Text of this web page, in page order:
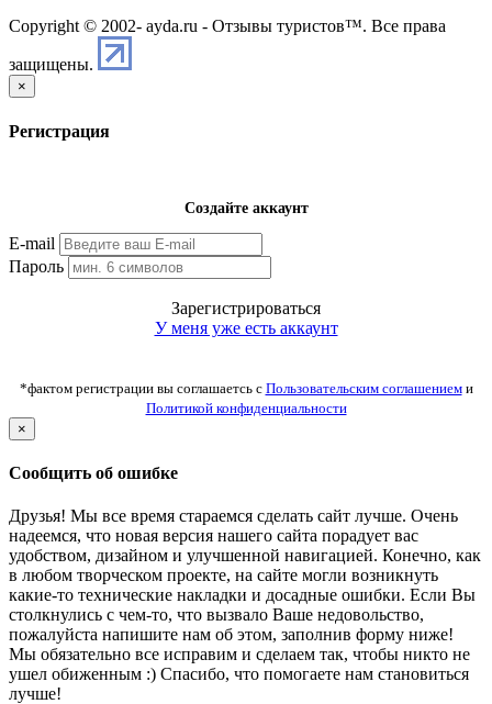
Copyright © 2002- ayda.ru - Отзывы туристов™. Все права
защищены.
×
Регистрация
Создайте аккаунт
E-mail
Пароль
Зарегистрироваться
У меня уже есть аккаунт
*фактом регистрации вы соглашаетсь с Пользовательским соглашениеми
Политикой конфиденциальности
×
Сообщить об ошибке
Друзья! Мы все время стараемся сделать сайт лучше. Очень
надеемся, что новая версия нашего сайта порадует вас
удобством, дизайном и улучшенной навигацией. Конечно, как
в любом творческом проекте, на сайте могли возникнуть
какие-то технические накладки и досадные ошибки. Если Вы
столкнулись с чем-то, что вызвало Ваше недовольство,
пожалуйста напишите нам об этом, заполнив форму ниже!
Мы обязательно все исправим и сделаем так, чтобы никто не
ушел обиженным :) Спасибо, что помогаете нам становиться
лучше!